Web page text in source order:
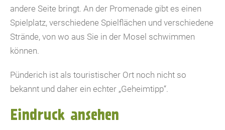
andere Seite bringt. An der Promenade gibt es einen
Spielplatz, verschiedene Spielflächen und verschiedene
Strände, von wo aus Sie in der Mosel schwimmen
können.
Pünderich ist als touristischer Ort noch nicht so
bekannt und daher ein echter „Geheimtipp“.
Eindruck ansehen